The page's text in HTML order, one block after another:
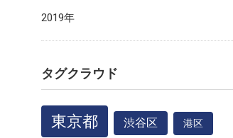
2019年
タグクラウド
東京都 渋谷区 港区